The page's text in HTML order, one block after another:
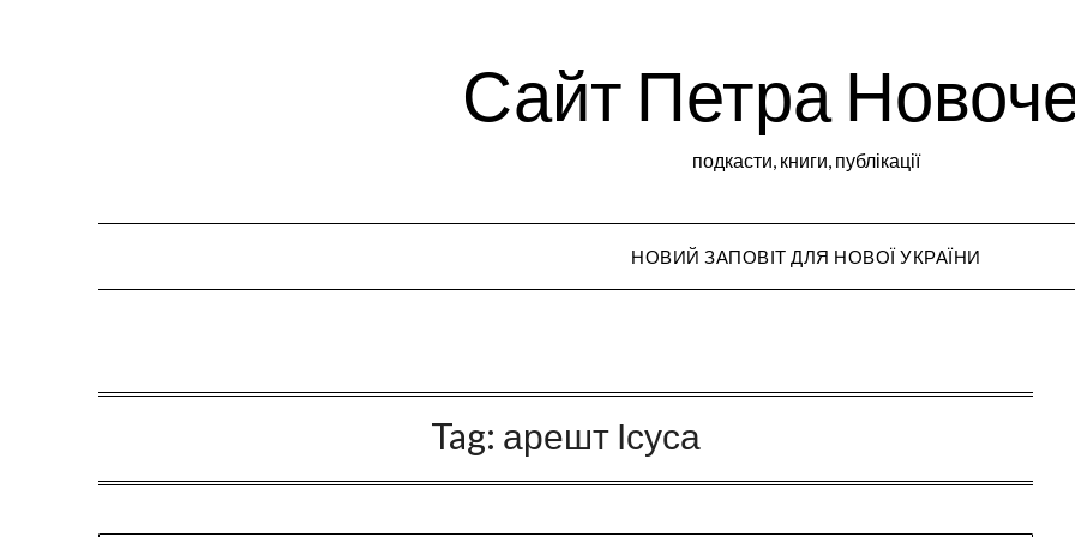
Сайт Петра
подкасти, книги, публікації
НОВИЙ ЗАПОВІТ ДЛЯ НОВОЇ УКРАЇНИ
Tag: арешт Ісуса